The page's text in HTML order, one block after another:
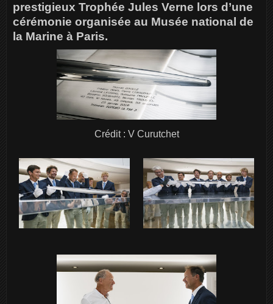
prestigieux Trophée Jules Verne lors d’une
cérémonie organisée au Musée national de
la Marine à Paris.
Crédit : V Curutchet